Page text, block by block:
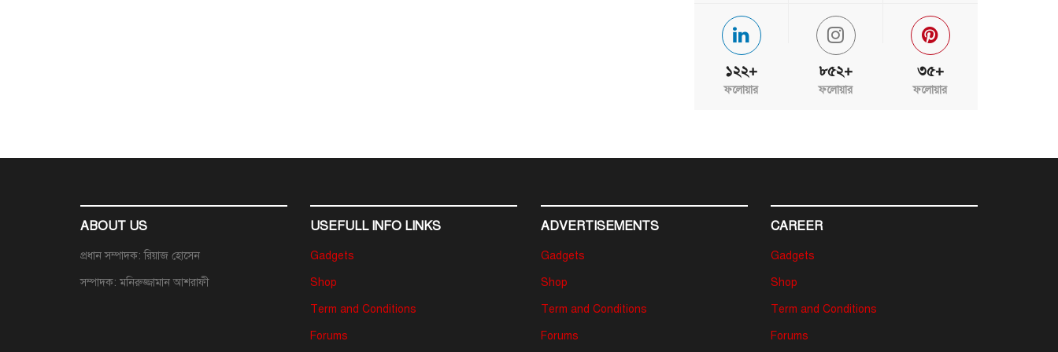
১২২+
ফলোয়ার
৮৫২+
ফলোয়ার
৩৫+
ফলোয়ার
ABOUT US
প্রধান সম্পাদক: রিয়াজ হোসেন
সম্পাদক: মনিরুজ্জামান আশরাফী
USEFULL INFO LINKS
Gadgets
Shop
Term and Conditions
Forums
ADVERTISEMENTS
Gadgets
Shop
Term and Conditions
Forums
CAREER
Gadgets
Shop
Term and Conditions
Forums